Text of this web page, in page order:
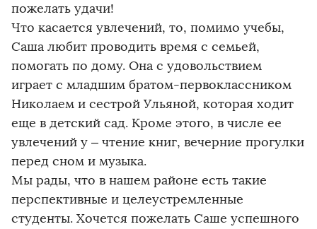
пожелать удачи!
Что касается увлечений, то, помимо учебы,
Саша любит проводить время с семьей,
помогать по дому. Она с удовольствием
играет с младшим братом-первоклассником
Николаем и сестрой Ульяной, которая ходит
еще в детский сад. Кроме этого, в числе ее
увлечений у – чтение книг, вечерние прогулки
перед сном и музыка.
Мы рады, что в нашем районе есть такие
перспективные и целеустремленные
студенты. Хочется пожелать Саше успешного